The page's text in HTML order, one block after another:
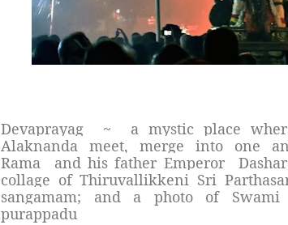
Devaprayag ~
a mystic place
Alaknanda meet, merge into one
Rama and his father Emperor
collage of Thiruvallikkeni Sri
sangamam; and a photo of Swami
purappadu